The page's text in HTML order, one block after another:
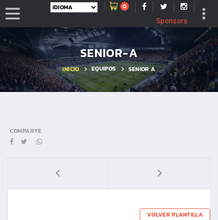
0
Sponsors
SENIOR-A
INICIO EQUIPOS SENIOR A
COMPARTE
VOLVER PLANTILLA